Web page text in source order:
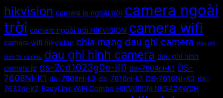
hikvision camera ip ngoài trời camera ngoài
trời camera ngoài trời HIKVISION camera wifi
camera wifi hikvision chia mạng dau ghi camera dau ghi
hinh 16 camera dau ghi hinh camera dau ghi hinh
camera ip ds-2cd1023g0e-i(l) ds-7604ni-k1 DS-
7608NI-K1 ds-7608ni-k2 ds-7616ni-k1 DS-7616NI-K2 ds-
7632ni-k2 EasyLink WiFi Combo HIKVISION NKS424W0H